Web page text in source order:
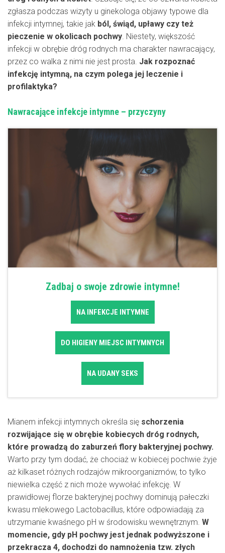
zgłasza podczas wizyty u ginekologa objawy typowe dla
infekcji intymnej, takie jak ból, świąd, upławy czy też
pieczenie w okolicach pochwy. Niestety, większość
infekcji w obrębie dróg rodnych ma charakter nawracający,
przez co walka z nimi nie jest prosta. Jak rozpoznać
infekcję intymną, na czym polega jej leczenie i
profilaktyka?
Nawracające infekcje intymne – przyczyny
Zadbaj o swoje zdrowie intymne!
NA INFEKCJE INTYMNE
DO HIGIENY MIEJSC INTYMNYCH
NA UDANY SEKS
Mianem infekcji intymnych określa się schorzenia
rozwijające się w obrębie kobiecych dróg rodnych,
które prowadzą do zaburzeń flory bakteryjnej pochwy.
Warto przy tym dodać, że chociaż w kobiecej pochwie żyje
aż kilkaset różnych rodzajów mikroorganizmów, to tylko
niewielka część z nich może wywołać infekcję. W
prawidłowej florze bakteryjnej pochwy dominują pałeczki
kwasu mlekowego Lactobacillus, które odpowiadają za
utrzymanie kwaśnego pH w środowisku wewnętrznym. W
momencie, gdy pH pochwy jest jednak podwyższone i
przekracza 4, dochodzi do namnożenia tzw. złych